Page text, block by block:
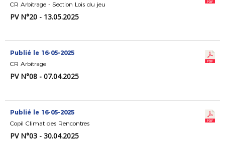
CR Arbitrage - Section Lois du jeu
PV N°20 - 13.05.2025
Publié le 16-05-2025
CR Arbitrage
PV N°08 - 07.04.2025
Publié le 16-05-2025
Copil Climat des Rencontres
PV N°03 - 30.04.2025